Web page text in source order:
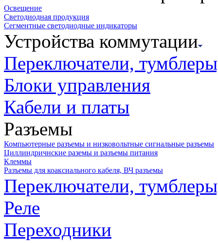
Освещение
Светодиодная продукция
Сегментные светодиодные индикаторы
Устройства коммутации
Переключатели,
Блоки управления
Кабели и платы
Разъемы
Компьютерные разъемы и низковольтные сигнальные разъемы
Циллиндричнские раземы и разъемы питания
Клеммы
Разъемы для коаксиального кабеля, ВЧ разъемы
Переключатели,
Реле
Переходники